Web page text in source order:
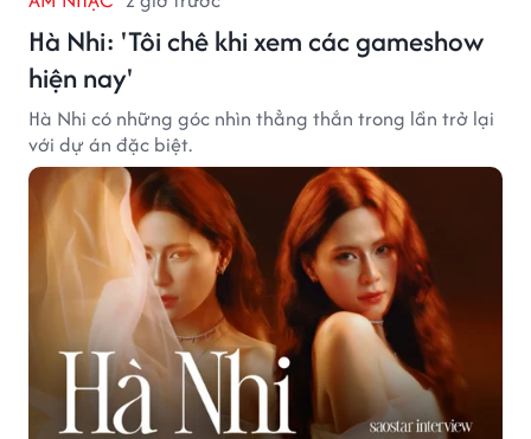
Hà Nhi: 'Tôi chê khi xem các gameshow
hiện nay'
Hà Nhi có những góc nhìn thẳng thắn trong lần trở lại
với dự án đặc biệt.